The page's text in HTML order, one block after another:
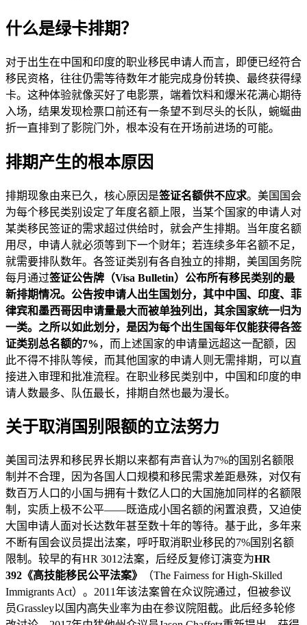
什么是绿卡排期？
对于出生在中国和印度的职业移民申请人而言，即便已经符合
移民资格，往往仍需等待数年才能完成身份转换、最终获得绿
卡。这种体验就像买好了电影票，端着饮料和爆米花满心期待
入场，结果发现检票口前还有一条望不到尽头的长队，蜿蜒曲
折一直排到了影院门外，根本没有在开场前进场的可能。
排期产生的根本原因
排期现象由来已久，核心原因是签证名额供不应求。美国国会
为每个移民类别设定了年度名额上限，当某个国家的申请人对
某类移民签证的需求超过供给时，就会产生排期。当年度名额
用尽，申请人就必须等到下一个财年；若连续多年名额不足，
就需要排队数年。各签证类别有各自独立的排期，美国国务院
每月通过签证公告牌（Visa Bulletin） 公布所有移民类别的最
新排期情况。公告按申请人出生国划分，其中中国、印度、菲
律宾和墨西哥因申请量最大而被单独列出，其余国家统一归为
一类。之所以如此划分，是因为每个出生国每年仅能获得各签
证类别总名额的7%，而上述国家的申请量远超这一配额，因
此不得不排队等候，而其他国家的申请人则无需排期，可以直
接进入审理和批准流程。在职业移民类别中，中国和印度的申
请人数最多、队伍最长，排期自然也最为漫长。
关于取消国别限额的立法努力
美国司法界和移民界长期以来都有声音认为7%的国别名额限
制并不合理，因为各国人口规模和移民需求差距悬殊，对仅有
数百万人口的小国与拥有十数亿人口的大国施加同样的名额限
制，实质上极不公平——既造成小国名额的闲置浪费，又迫使
大国申请人面对长达数年甚至数十年的等待。基于此，多年来
不断有国会议员提出法案，呼吁取消职业移民的7%国别名额
限制。较早的有HR 3012法案，后经反复修订演变为HR
392《高技能移民公平法案》
（The Fairness for High-Skilled
Immigrants Act）。2011年该法案曾在众议院通过，但被参议
员Grassley以国内高失业率为由在参议院阻截。此后经多轮修